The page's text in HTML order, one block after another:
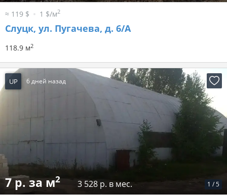
≈ 119 $ 1 $/м2
Слуцк, ул. Пугачева, д. 6/А
118.9 м2
UP 6 дней назад
1 /5
7 р. за м2 3 528 р. в мес.